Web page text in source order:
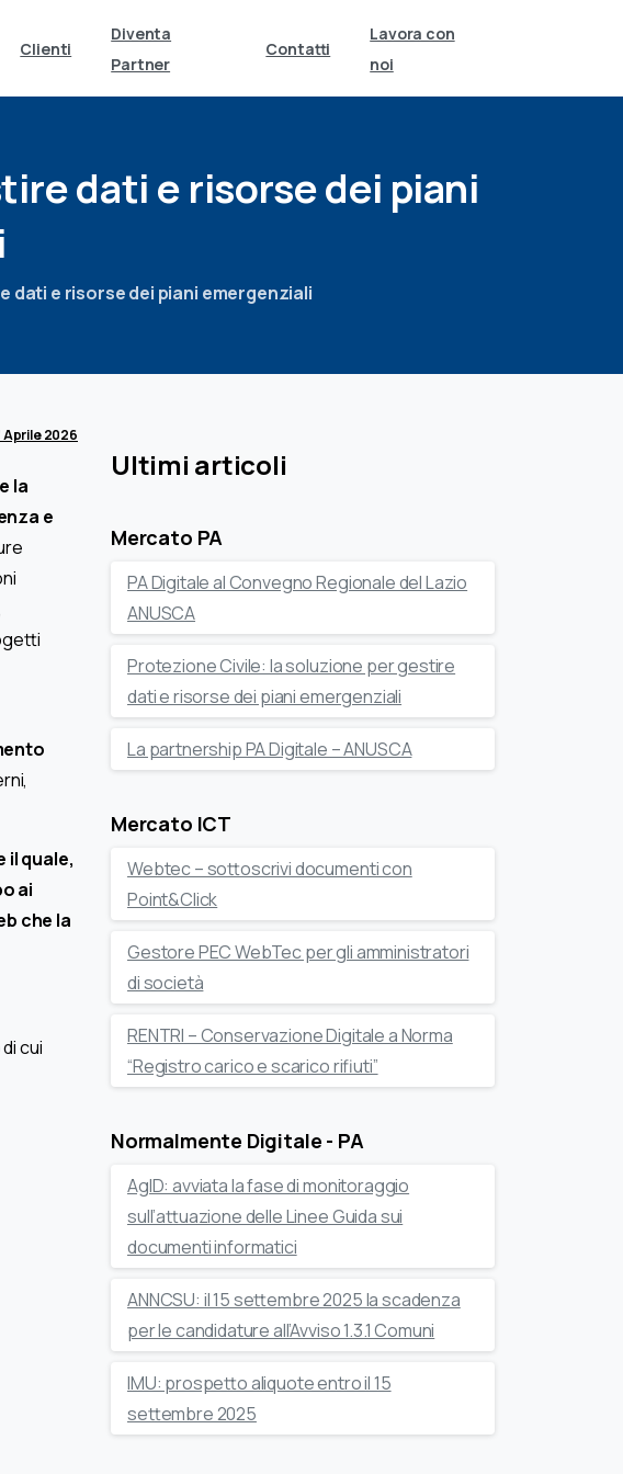
Clienti
Diventa
Partner
Contatti
Lavora con
noi
dati e risorsedei piani
dati e risorse dei piani emergenziali
Aprile 2026
la
e
il quale,
ai
che la
cui
Ultimi articoli
Mercato PA
PA Digitale al Convegno Regionale del Lazio
ANUSCA
Protezione Civile: la soluzione per gestire
dati e risorse dei piani emergenziali
La partnership PA Digitale – ANUSCA
Mercato ICT
Webtec – sottoscrivi documenti con
Point&Click
Gestore PEC WebTec per gli amministratori
di società
RENTRI – Conservazione Digitale a Norma
“Registro carico e scarico rifiuti”
Normalmente Digitale - PA
AgID: avviata la fase di monitoraggio
sull’attuazione delle Linee Guida sui
documenti informatici
ANNCSU: il 15 settembre 2025 la scadenza
per le candidature all’Avviso 1.3.1 Comuni
IMU: prospetto aliquote entro il 15
settembre 2025